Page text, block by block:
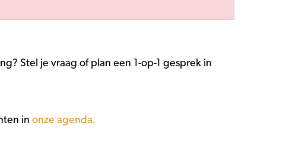
Stel je vraag of plan een 1-op-1 gesprek in
in onze agenda.